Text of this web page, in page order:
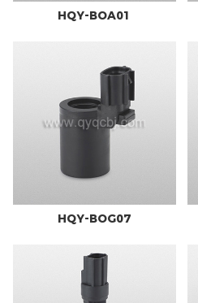
HQY-BOA01
HQY-BOG07